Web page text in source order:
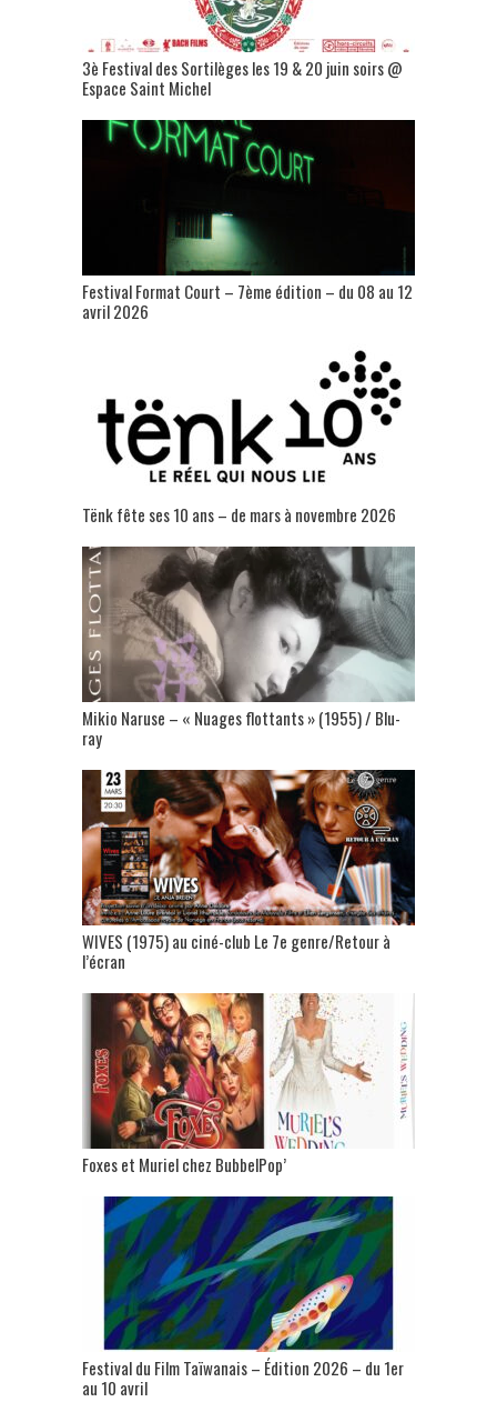
3è Festival des Sortilèges les 19 & 20 juin soirs @
Espace Saint Michel
Festival Format Court – 7ème édition – du 08 au 12
avril 2026
Tënk fête ses 10 ans – de mars à novembre 2026
Mikio Naruse – « Nuages flottants » (1955) / Blu-
ray
WIVES (1975) au ciné-club Le 7e genre/Retour à
l’écran
Foxes et Muriel chez BubbelPop’
Festival du Film Taïwanais – Édition 2026 – du 1er
au 10 avril